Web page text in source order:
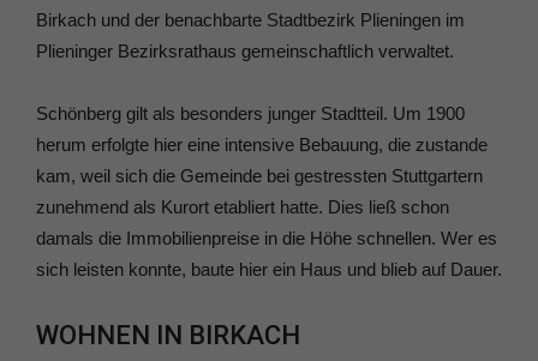
Birkach und der benachbarte Stadtbezirk Plieningen im
Plieninger Bezirksrathaus gemeinschaftlich verwaltet.
Schönberg gilt als besonders junger Stadtteil. Um 1900
herum erfolgte hier eine intensive Bebauung, die zustande
kam, weil sich die Gemeinde bei gestressten Stuttgartern
zunehmend als Kurort etabliert hatte. Dies ließ schon
damals die Immobilienpreise in die Höhe schnellen. Wer es
sich leisten konnte, baute hier ein Haus und blieb auf Dauer.
WOHNEN IN BIRKACH